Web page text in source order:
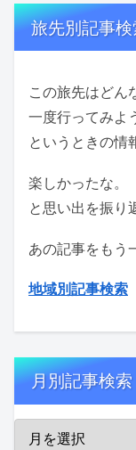
旅先別記事
この旅先はどん
一度行ってみよ
というときの情
楽しかったな。
と思い出を振り
あの記事をもう
地域別記事検索
月別記事検索